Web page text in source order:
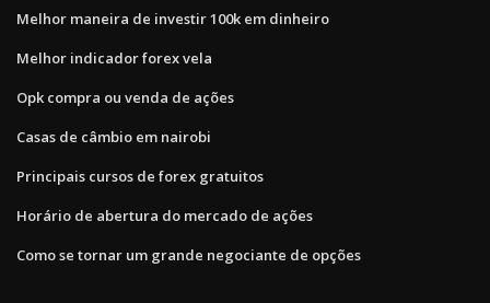
Melhor maneira de investir 100k em dinheiro
Melhor indicador forex vela
Opk compra ou venda de ações
Casas de câmbio em nairobi
Principais cursos de forex gratuitos
Horário de abertura do mercado de ações
Como se tornar um grande negociante de opções